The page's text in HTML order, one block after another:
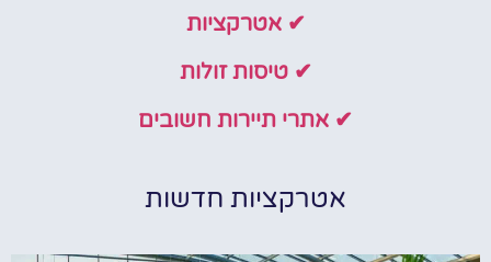
✔ אטרקציות
✔ טיסות זולות
✔ אתרי תיירות חשובים
אטרקציות חדשות